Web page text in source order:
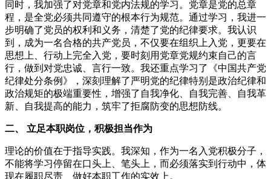
同时，我加强了对党章和党内法规的学习。党章是党的总章
程，是全党必须共同遵守的根本行为规范。通过学习，我进一
步明确了党员的权利和义务，清楚了党的纪律要求。我认识
到，成为一名合格的共产党员，不仅要在组织上入党，更要在
思想上、行动上完全入党，要时刻用党章党规约束自己的言
行，做到对党忠诚、言行一致。我还重点学习了《中国共产党
纪律处分条例》，深刻理解了严明党的纪律特别是政治纪律和
政治规矩的极端重要性，增强了自我净化、自我完善、自我革
新、自我提高的能力，筑牢了拒腐防变的思想防线。
二、 立足本职岗位，积极担当作为
理论的价值在于指导实践。我深知，作为一名入党积极分子，
不能将学习停留在口头上、笔头上，而必须落实到行动中，体
现在履职尽责、做好本职工作的实效上。